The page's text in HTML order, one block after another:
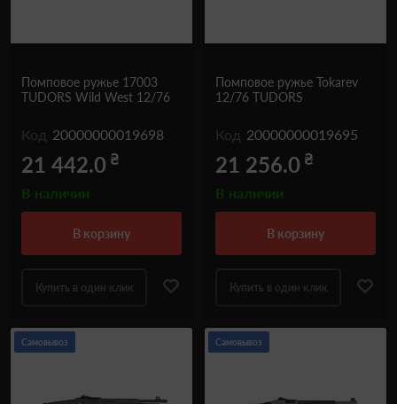
Помповое ружье 17003
TUDORS Wild West 12/76
Код 20000000019698
21 442.0 ₴
В наличии
в корзину
Купить в один клик
Помповое ружье Tokarev
12/76 TUDORS
Код 20000000019695
21 256.0 ₴
В наличии
в корзину
Купить в один клик
Самовывоз Самовывоз